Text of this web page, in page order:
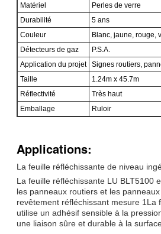
Matériel
Perles de verre
Durabilité
5 ans
Couleur
Blanc, jaune, rouge,
Détecteurs de gaz
P.S.A.
Application du projet
Signes routiers,
Taille
1.24m x 45.7m
Réflectivité
Très haut
Emballage
Ruloir
Applications:
La feuille réfléchissante de niveau
La feuille réfléchissante LU BLT5100
les panneaux routiers et les
revêtement réfléchissant mesure 1La
utilise un adhésif sensible à la
une liaison sûre et durable à la